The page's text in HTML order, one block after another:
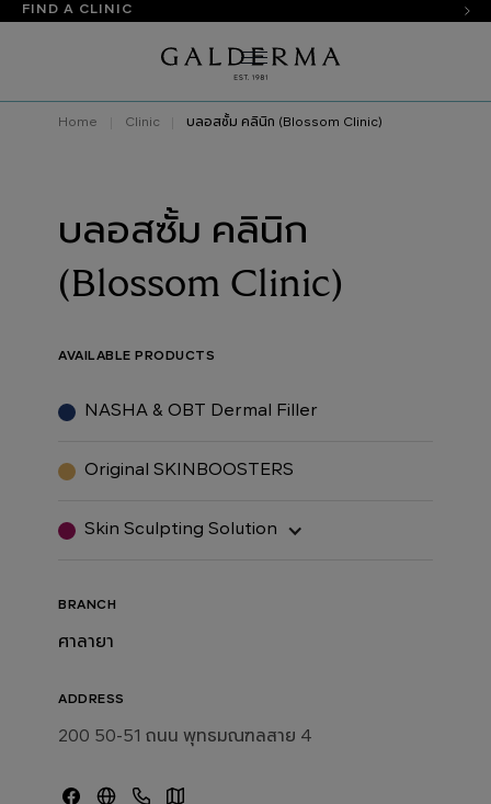
FIND A CLINIC
Home Clinic บลอสซั้ม คลินิก (Blossom Clinic)
บลอสซั้ม คลินิก
(Blossom Clinic)
AVAILABLE PRODUCTS
NASHA & OBT Dermal Filler
Original SKINBOOSTERS
Skin Sculpting Solution
BRANCH
ศาลายา
ADDRESS
200 50-51 ถนน พุทธมณฑลสาย 4